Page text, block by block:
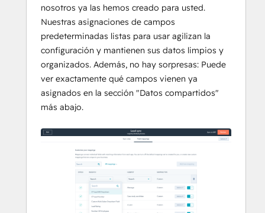
nosotros ya las hemos creado para usted.
Nuestras asignaciones de campos
predeterminadas listas para usar agilizan la
configuración y mantienen sus datos limpios y
organizados. Además, no hay sorpresas: Puede
ver exactamente qué campos vienen ya
asignados en la sección "Datos compartidos"
más abajo.